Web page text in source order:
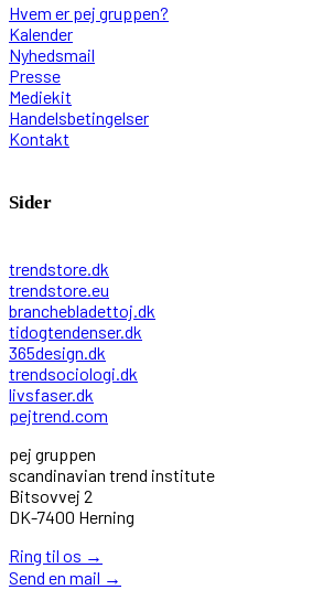
Hvem er pej gruppen?
Kalender
Nyhedsmail
Presse
Mediekit
Handelsbetingelser
Kontakt
Sider
trendstore.dk
trendstore.eu
branchebladettoj.dk
tidogtendenser.dk
365design.dk
trendsociologi.dk
livsfaser.dk
pejtrend.com
pej gruppen
scandinavian trend institute
Bitsovvej 2
DK-7400 Herning
Ring til os →
Send en mail →